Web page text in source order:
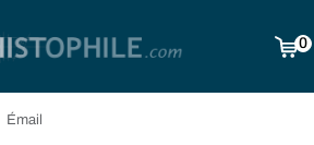
0
Émail